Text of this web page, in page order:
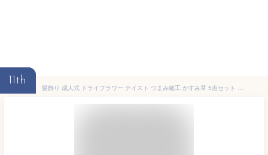
11th
髪飾り 成人式 ドライフラワー テイスト つまみ細工 かすみ草 5点セット 振袖 卒業式 袴姿 白系 ピンク系 緑系 小花 フラワー コサージュ ヘアアクセサリー 和装 送料無料